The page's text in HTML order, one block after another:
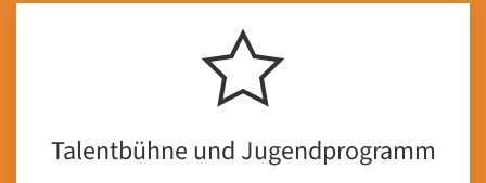
Talentbühne und Jugendprogramm